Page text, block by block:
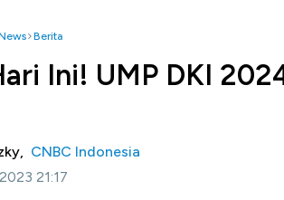
Berita
Ini! UMP DKI
CNBC Indonesia
21:17